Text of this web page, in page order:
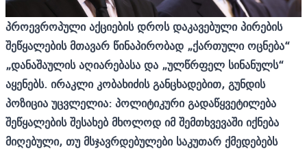
პროევროპული აქციების დროს დაკავებული პირების
შეწყალების მთავარ წინაპირობად „ქართული ოცნება“
„დანაშაულის აღიარებასა და „ულწრფელ სინანულს“
აყენებს. ირაკლი კობახიძის განცხადებით, გუნდის
პოზიცია უცვლელია: პოლიტიკური გადაწყვეტილება
შეწყალების შესახებ მხოლოდ იმ შემთხვევაში იქნება
მიღებული, თუ მსჯავრდებულები საკუთარ ქმედებებს